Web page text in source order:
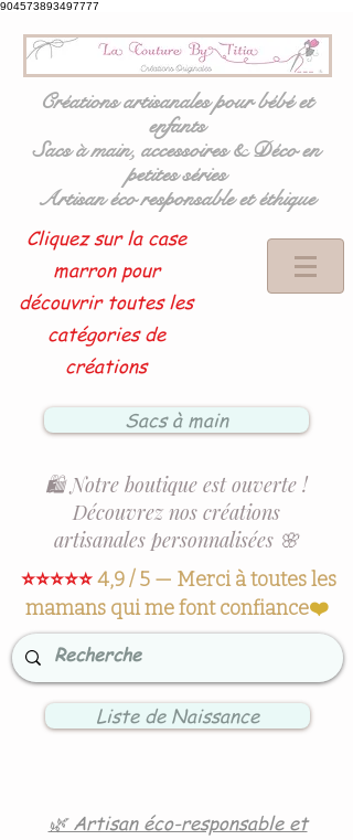
904573893497777
Créations artisanales pour bébé et
enfants
Sacs à main, accessoires & Déco en
petites séries
Artisan éco responsable et éthique
Cliquez sur la case
marron pour
découvrir toutes les
catégories de
créations
Sacs à main
🛍️ Notre boutique est ouverte !
Découvrez nos créations
artisanales personnalisées 🌸
⭐⭐⭐⭐⭐4,9 / 5 — Merci à toutes les
mamans qui me font confiance❤️
Liste de Naissance
🌿 Artisan éco-responsable et